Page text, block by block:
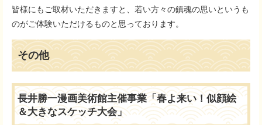
皆様にもご取材いただきますと、若い方々の鎮魂の思いというも
のがご体験いただけるものと思っております。
その他
長井勝一漫画美術館主催事業「春よ来い！似顔絵
＆大きなスケッチ大会」